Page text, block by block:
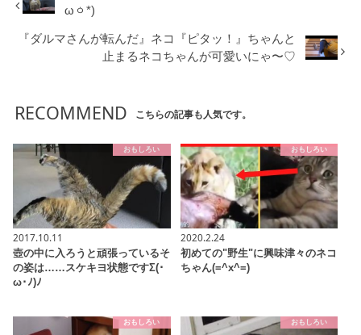
ωㆁ*)
『ダルマさんが転んだ』ネコ『ピタッ！』ちゃんと
止まるネコちゃんが可愛いにゃ〜♡
RECOMMEND こちらの記事も人気です。
おもしろい
2017.10.11
壺の中に入ろうと頑張っているそ
の姿は……スケキヨ状態ですΣ(･
ω･ﾉ)ﾉ
おもしろい
2020.2.24
初めての"野生"に興味津々のネコ
ちゃん(=^x^=)
おもしろい おもしろい